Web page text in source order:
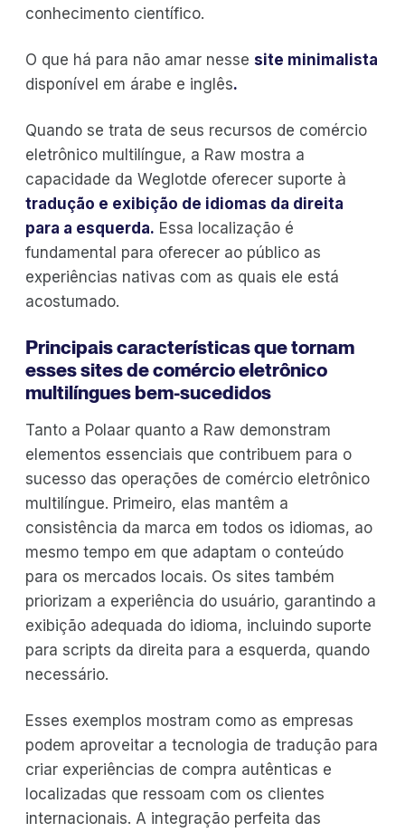
conhecimento científico.
O que há para não amar nesse site minimalista
disponível em árabe e inglês.
Quando se trata de seus recursos de comércio
eletrônico multilíngue, a Raw mostra a
capacidade da Weglotde oferecer suporte à
tradução e exibição de idiomas da direita
para a esquerda. Essa localização é
fundamental para oferecer ao público as
experiências nativas com as quais ele está
acostumado.
Principais características que tornam
esses sites de comércio eletrônico
multilíngues bem-sucedidos
Tanto a Polaar quanto a Raw demonstram
elementos essenciais que contribuem para o
sucesso das operações de comércio eletrônico
multilíngue. Primeiro, elas mantêm a
consistência da marca em todos os idiomas, ao
mesmo tempo em que adaptam o conteúdo
para os mercados locais. Os sites também
priorizam a experiência do usuário, garantindo a
exibição adequada do idioma, incluindo suporte
para scripts da direita para a esquerda, quando
necessário.
Esses exemplos mostram como as empresas
podem aproveitar a tecnologia de tradução para
criar experiências de compra autênticas e
localizadas que ressoam com os clientes
internacionais. A integração perfeita das